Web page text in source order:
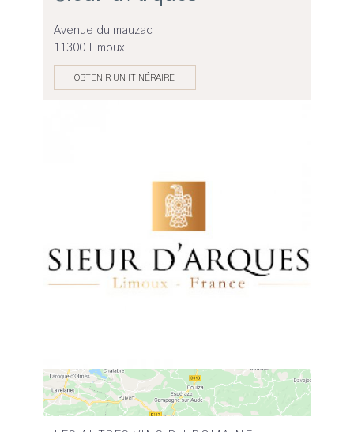
Avenue du mauzac
11300 Limoux
OBTENIR UN ITINÉRAIRE